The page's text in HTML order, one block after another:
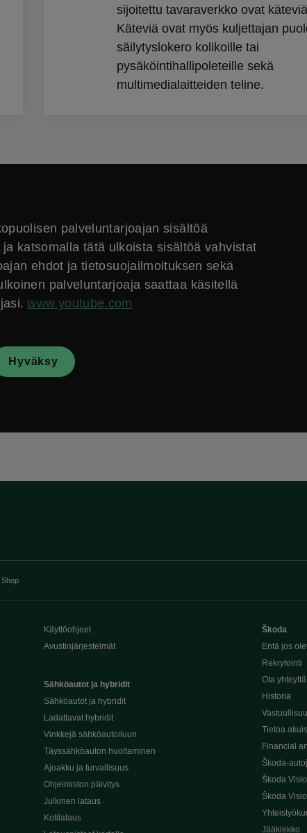
sijoitettu tavaraverkko ovat
Käteviä ovat myös kuljettajan
säilytyslokero kolikoille tai
pysäköintihallipoleteille sekä
multimedialaitteiden teline.
palveluntarjoajan sisältöä
katsomalla tätä ulkoista sisältöä vahvistat
ehdot ja tietosuojailmoituksen sekä
palveluntarjoaja saattaa käsitellä
www.youtube.com
Hyväksy
Käyttöohjeet
Avustinjärjestelmät
Sähköautot ja hybridit
Sähköautot ja hybridit
Ladattavat hybridit
Vinkkejä sähköautoiluun
Täyssähköauton huoltaminen
Ajoakku ja turvallisuus
Ohjelmiston päivitys
Julkinen lataus
Kotilataus
Škoda
Entä jos
Rekrytointi
Ota yhteyttä
Historia
Tietoa
Financial
Škoda-
Škoda
Škoda
Jääkiekko